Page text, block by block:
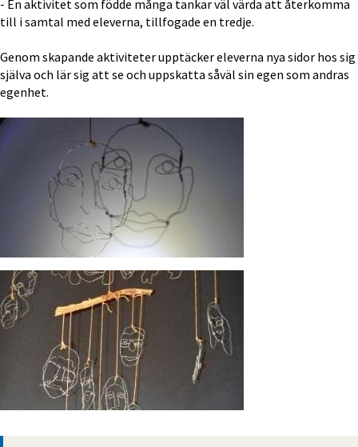
- En aktivitet som födde många tankar väl värda att återkomma
till i samtal med eleverna, tillfogade en tredje.
Genom skapande aktiviteter upptäcker eleverna nya sidor hos sig
själva och lär sig att se och uppskatta såväl sin egen som andras
egenhet.